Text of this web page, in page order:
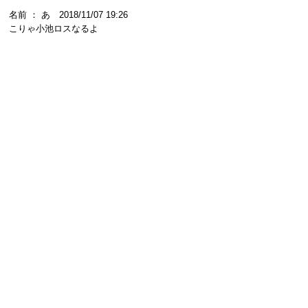
名前 ： あ 2018/11/07 19:26
こりゃ小池ロスなるよ